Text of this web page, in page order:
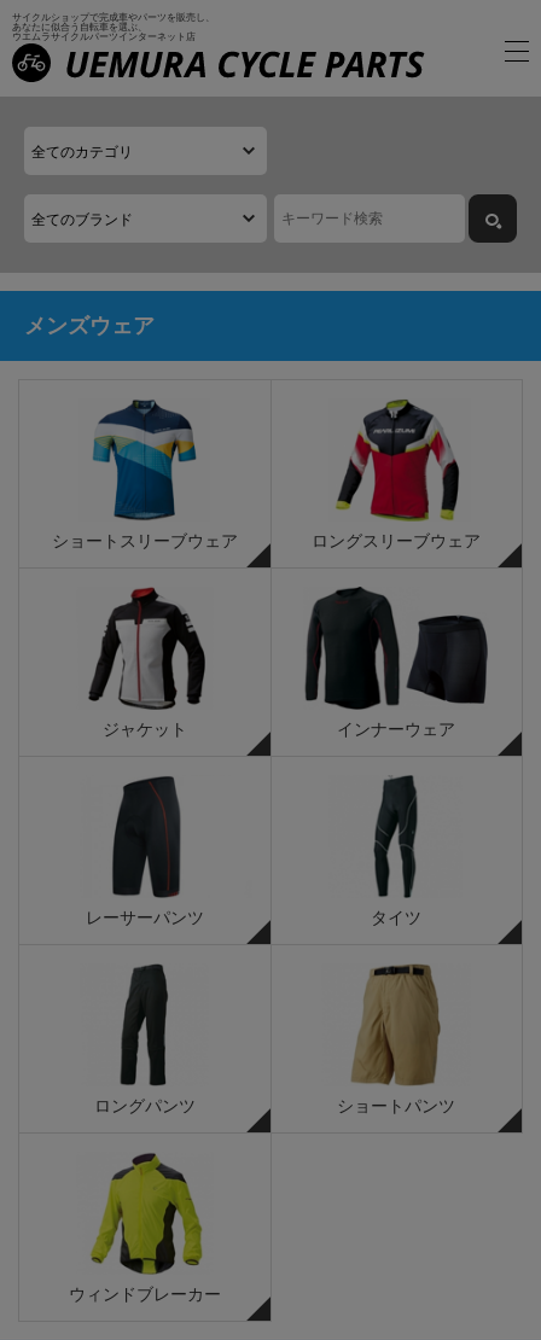
サイクルショップで完成車やパーツを販売し、
あなたに似合う自転車を選ぶ、
ウエムラサイクルパーツインターネット店
メンズウェア
ショートスリーブウェア ロングスリーブウェア
ジャケット インナーウェア
レーサーパンツ タイツ
ロングパンツ ショートパンツ
ウィンドブレーカー